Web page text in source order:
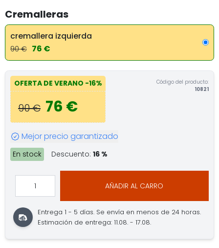
Cremalleras
cremallera izquierda
90 € 76 €
OFERTA DE VERANO -16%
90 € 76 €
Código del producto:
10821
Mejor precio garantizado
En stock Descuento: 16 %
AÑADIR AL CARRO
Entrega 1 - 5 días. Se envía en menos de 24 horas.
Estimación de entrega: 11.08. - 17.08.